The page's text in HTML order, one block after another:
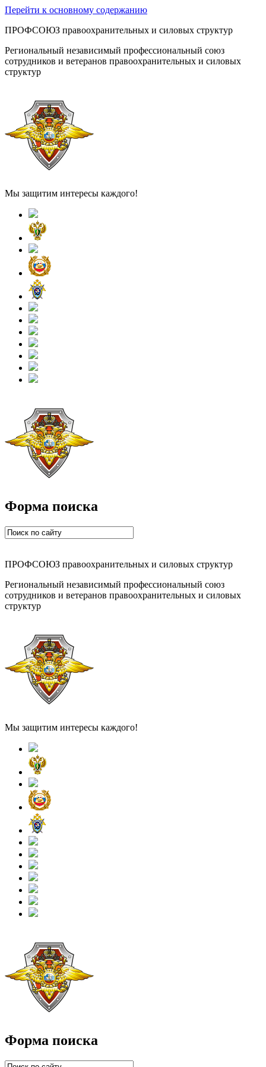
Перейти к основному содержанию
ПРОФСОЮЗ правоохранительных и силовых структур
Региональный независимый профессиональный союз
сотрудников и ветеранов правоохранительных и силовых
структур
Мы защитим интересы каждого!
Форма поиска
ПРОФСОЮЗ правоохранительных и силовых структур
Региональный независимый профессиональный союз
сотрудников и ветеранов правоохранительных и силовых
структур
Мы защитим интересы каждого!
Форма поиска